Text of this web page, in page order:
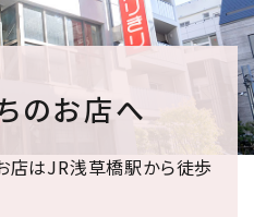
のお店へ
店はJR浅草橋駅から徒歩